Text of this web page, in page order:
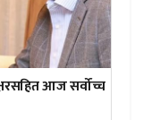
आज सर्वोच्च